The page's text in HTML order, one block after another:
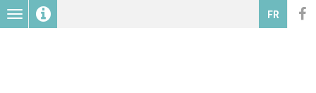
Toggle
navigation
FR